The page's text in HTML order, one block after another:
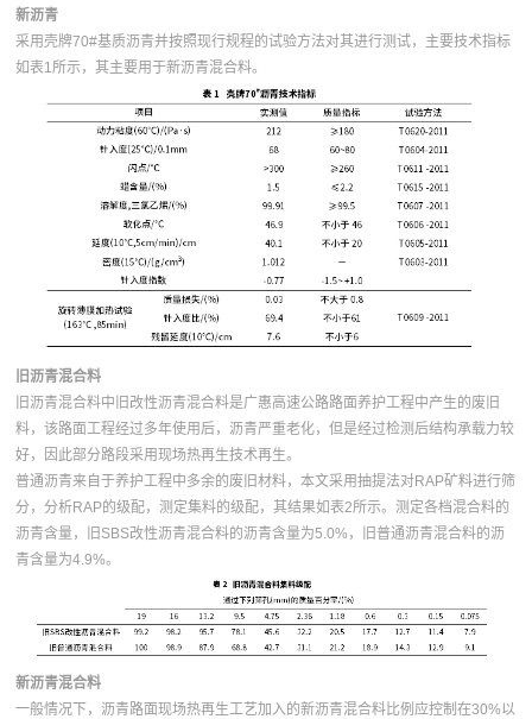
新沥青
采用壳牌70#基质沥青并按照现行规程的试验方法对其进行测试，主要技术指标
如表1所示，其主要用于新沥青混合料。
旧沥青混合料
旧沥青混合料中旧改性沥青混合料是广惠高速公路路面养护工程中产生的废旧
料，该路面工程经过多年使用后，沥青严重老化，但是经过检测后结构承载力较
好，因此部分路段采用现场热再生技术再生。
普通沥青来自于养护工程中多余的废旧材料，本文采用抽提法对RAP矿料进行筛
分，分析RAP的级配，测定集料的级配，其结果如表2所示。测定各档混合料的
沥青含量，旧SBS改性沥青混合料的沥青含量为5.0%，旧普通沥青混合料的沥
青含量为4.9%。
新沥青混合料
一般情况下，沥青路面现场热再生工艺加入的新沥青混合料比例应控制在30%以